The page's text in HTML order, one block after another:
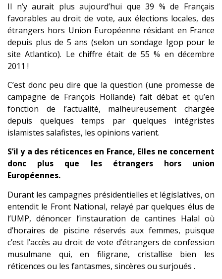
Il n’y aurait plus aujourd’hui que 39 % de Français
favorables au droit de vote, aux élections locales, des
étrangers hors Union Européenne résidant en France
depuis plus de 5 ans (selon un sondage Igop pour le
site Atlantico). Le chiffre était de 55 % en décembre
2011 !
C’est donc peu dire que la question (une promesse de
campagne de François Hollande) fait débat et qu’en
fonction de l’actualité, malheureusement chargée
depuis quelques temps par quelques intégristes
islamistes salafistes, les opinions varient.
S’il y a des réticences en France, Elles ne concernent
donc plus que les étrangers hors union
Européennes.
Durant les campagnes présidentielles et législatives, on
entendit le Front National, relayé par quelques élus de
l’UMP, dénoncer l’instauration de cantines Halal où
d’horaires de piscine réservés aux femmes, puisque
c’est l’accès au droit de vote d’étrangers de confession
musulmane qui, en filigrane, cristallise bien les
réticences ou les fantasmes, sincères ou surjoués .